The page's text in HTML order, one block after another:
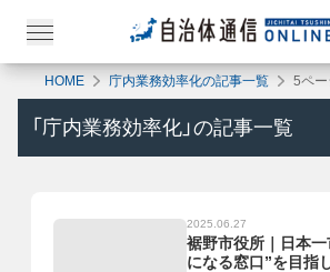
HOME 庁内業務効率化の記事一覧 5ペー
「 庁内業務効率化 」の記事一覧
2025.06.27
裾野市役所｜日本一
になる窓口”を目指